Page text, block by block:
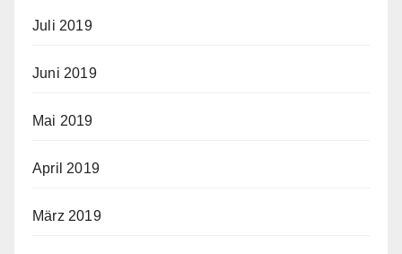
Juli 2019
Juni 2019
Mai 2019
April 2019
März 2019